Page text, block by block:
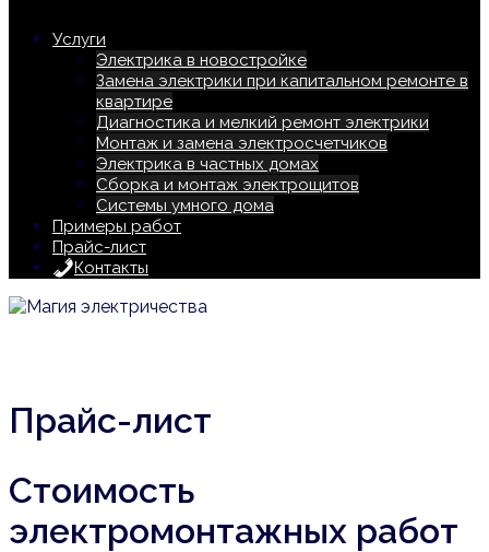
Услуги
Электрика в новостройке
Замена электрики при капитальном ремонте в
квартире
Диагностика и мелкий ремонт электрики
Монтаж и замена электросчетчиков
Электрика в частных домах
Сборка и монтаж электрощитов
Системы умного дома
Примеры работ
Прайс-лист
Контакты
Прайс-лист
Стоимость
электромонтажных работ